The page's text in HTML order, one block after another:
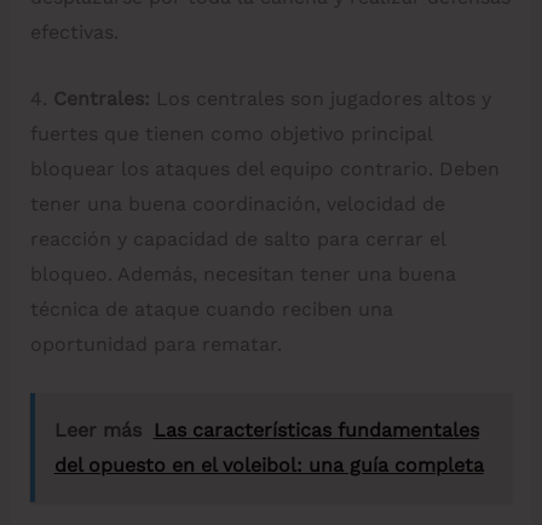
efectivas.
4. Centrales: Los centrales son jugadores altos y
fuertes que tienen como objetivo principal
bloquear los ataques del equipo contrario. Deben
tener una buena coordinación, velocidad de
reacción y capacidad de salto para cerrar el
bloqueo. Además, necesitan tener una buena
técnica de ataque cuando reciben una
oportunidad para rematar.
Leer más
Las características fundamentales
del opuesto en el voleibol: una guía completa